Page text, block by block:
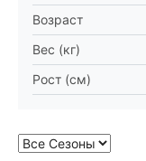
Возраст
Вес (кг)
Рост (см)